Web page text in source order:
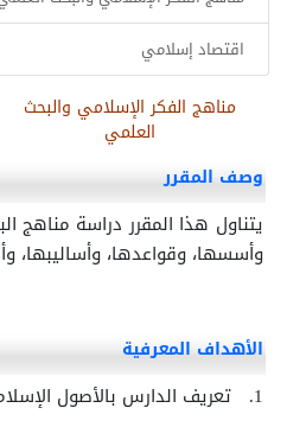
اقتصاد إسلامي
مناهج الفكر الإسلامي والبحث
العلمي
وصف المقرر
يتناول هذا المقرر دراسة مناهج
وأسسها، وقواعدها، وأساليبها،
الأهداف المعرفية
1.
تعريف الدارس بالأصول